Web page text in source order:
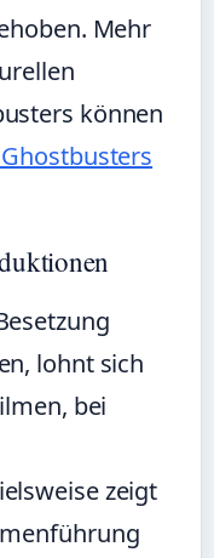
Mehr
können
lohnt sich
bei
zeigt